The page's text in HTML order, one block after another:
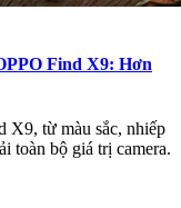
Find X9: Hơn
X9, từ màu sắc, nhiếp
toàn bộ giá trị camera.